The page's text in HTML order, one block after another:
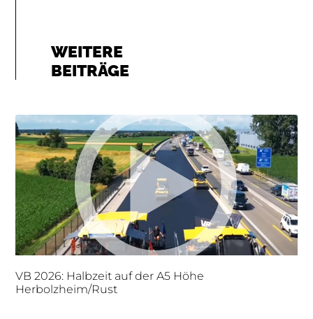
WEITERE
BEITRÄGE
VB 2026: Halbzeit auf der A5 Höhe
Herbolzheim/Rust